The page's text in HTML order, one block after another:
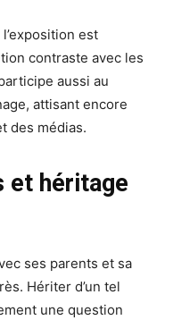
est
contraste avec les
aussi au
attisant encore
des médias.
et héritage
ses parents et sa
Hériter d’un tel
une question